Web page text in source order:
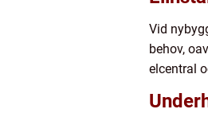
Vid
behov,
elcentral